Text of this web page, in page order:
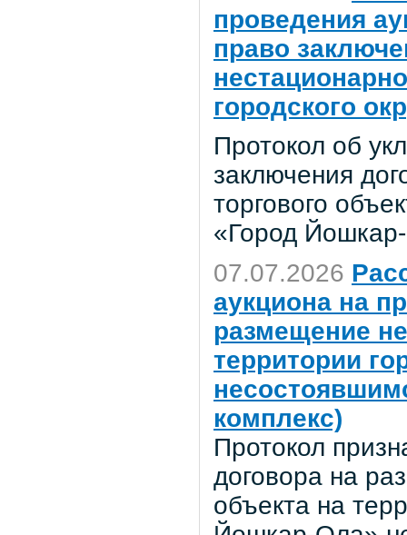
проведения
право
городского
Протокол об
заключения
торгового
«Город
07.07.2026
аукциона на
размещение
территории
комплекс)
Протокол
договора на
объекта на